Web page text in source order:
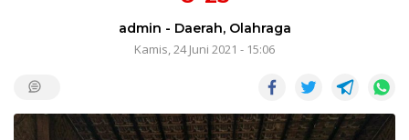
admin - Daerah, Olahraga
Kamis, 24 Juni 2021 - 15:06